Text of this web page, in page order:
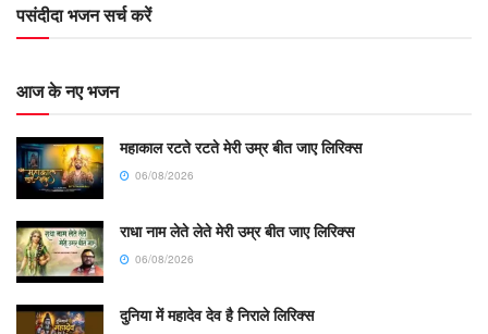
पसंदीदा भजन सर्च करें
आज के नए भजन
महाकाल रटते रटते मेरी उम्र बीत जाए लिरिक्स
06/08/2026
राधा नाम लेते लेते मेरी उम्र बीत जाए लिरिक्स
06/08/2026
दुनिया में महादेव देव है निराले लिरिक्स